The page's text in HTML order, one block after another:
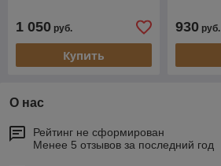
1 050 руб.
Купить
930руб.
О нас
Рейтинг не сформирован
Менее 5 отзывов за последний год